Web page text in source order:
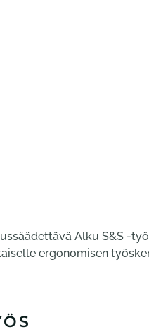
Alku S&S -
ergonomisen